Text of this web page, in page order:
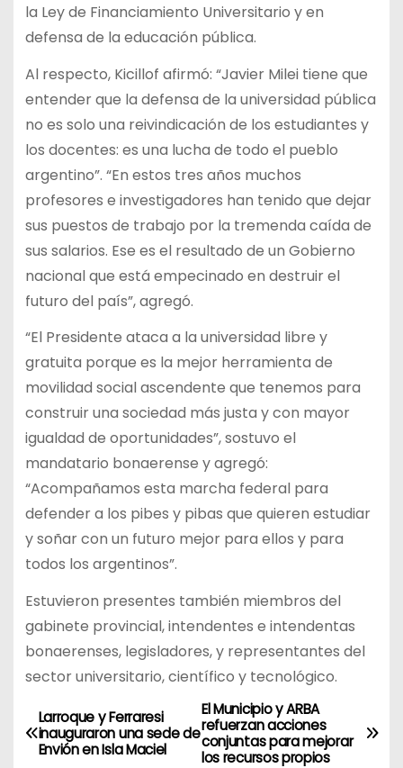
la Ley de Financiamiento Universitario y en
defensa de la educación pública.
Al respecto, Kicillof afirmó: “Javier Milei tiene que
entender que la defensa de la universidad pública
no es solo una reivindicación de los estudiantes y
los docentes: es una lucha de todo el pueblo
argentino”. “En estos tres años muchos
profesores e investigadores han tenido que dejar
sus puestos de trabajo por la tremenda caída de
sus salarios. Ese es el resultado de un Gobierno
nacional que está empecinado en destruir el
futuro del país”, agregó.
“El Presidente ataca a la universidad libre y
gratuita porque es la mejor herramienta de
movilidad social ascendente que tenemos para
construir una sociedad más justa y con mayor
igualdad de oportunidades”, sostuvo el
mandatario bonaerense y agregó:
“Acompañamos esta marcha federal para
defender a los pibes y pibas que quieren estudiar
y soñar con un futuro mejor para ellos y para
todos los argentinos”.
Estuvieron presentes también miembros del
gabinete provincial, intendentes e intendentas
bonaerenses, legisladores, y representantes del
sector universitario, científico y tecnológico.
N
a
El Municipio y ARBA
refuerzan acciones
conjuntas para mejorar
los recursos propios
Larroque y Ferraresi
inauguraron una sede de
Envión en Isla Maciel